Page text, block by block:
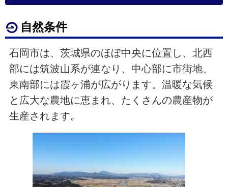
自然条件
石岡市は、茨城県のほぼ中央に位置し、北西
部には筑波山系が連なり、中心部に市街地、
東南部には霞ヶ浦が広がります。温暖な気候
と広大な農地に恵まれ、たくさんの農産物が
生産されます。